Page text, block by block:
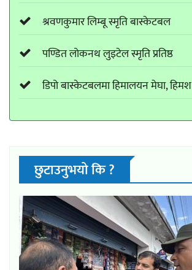
श्रवणकुमार लिम्बू स्मृति बास्केटबल
पण्डित लोकनथ लुइटेल स्मृति प्रतिष्ठ
डिपो बास्केटबलमा हिमालयन मेघा, हिमश
छुटाउनुभयो कि ?